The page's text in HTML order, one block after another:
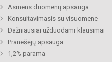
Asmens duomenų apsauga
Konsultavimasis su visuomene
Dažniausiai užduodami klausimai
Pranešėjų apsauga
1,2% parama